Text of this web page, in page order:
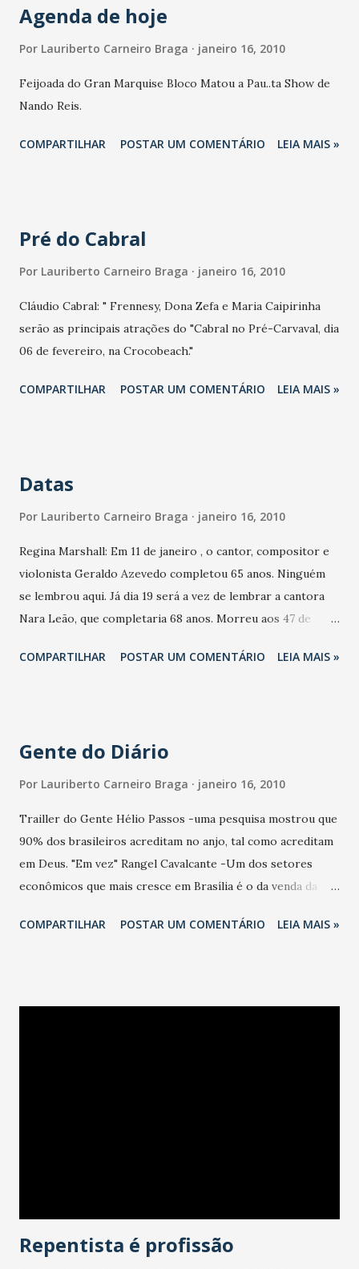
personagens da vida ilustram o futebol e o leitor se sente
manterão como linha mestra a imparcialidade, a
transparência e o senso crítico. "Meu compromisso é com a
Editor do Caderno de Esportes nos últimos três anos,
Agenda de hoje
Por Lauriberto Carneiro Braga janeiro 16, 2010
Feijoada do Gran Marquise Bloco Matou a Pau..ta Show de
Nando Reis.
COMPARTILHAR POSTAR UM COMENTÁRIO LEIA MAIS »
Pré do Cabral
Por Lauriberto Carneiro Braga janeiro 16, 2010
Cláudio Cabral: " Frennesy, Dona Zefa e Maria Caipirinha
serão as principais atrações do "Cabral no Pré-Carvaval, dia
06 de fevereiro, na Crocobeach."
COMPARTILHAR POSTAR UM COMENTÁRIO LEIA MAIS »
Datas
Por Lauriberto Carneiro Braga janeiro 16, 2010
Regina Marshall: Em 11 de janeiro , o cantor, compositor e
violonista Geraldo Azevedo completou 65 anos. Ninguém
se lembrou aqui. Já dia 19 será a vez de lembrar a cantora
Nara Leão, que completaria 68 anos. Morreu aos 47 de
COMPARTILHAR POSTAR UM COMENTÁRIO LEIA MAIS »
Gente do Diário
Por Lauriberto Carneiro Braga janeiro 16, 2010
Trailler do Gente Hélio Passos -uma pesquisa mostrou que
90% dos brasileiros acreditam no anjo, tal como acreditam
em Deus. "Em vez" Rangel Cavalcante -Um dos setores
econômicos que mais cresce em Brasília é o da venda da
temporada pródiga em horrores, escolher os piores filmes
COMPARTILHAR POSTAR UM COMENTÁRIO LEIA MAIS »
Repentista é profissão